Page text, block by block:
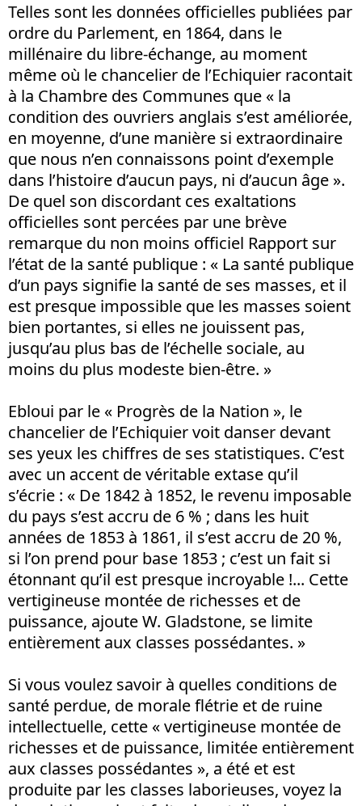
Telles sont les données officielles publiées par
ordre du Parlement, en 1864, dans le
millénaire du libre-échange, au moment
même où le chancelier de l’Echiquier racontait
à la Chambre des Communes que « la
condition des ouvriers anglais s’est améliorée,
en moyenne, d’une manière si extraordinaire
que nous n’en connaissons point d’exemple
dans l’histoire d’aucun pays, ni d’aucun âge ».
De quel son discordant ces exaltations
officielles sont percées par une brève
remarque du non moins officiel Rapport sur
l’état de la santé publique : « La santé publique
d’un pays signifie la santé de ses masses, et il
est presque impossible que les masses soient
bien portantes, si elles ne jouissent pas,
jusqu’au plus bas de l’échelle sociale, au
moins du plus modeste bien-être. »
Ebloui par le « Progrès de la Nation », le
chancelier de l’Echiquier voit danser devant
ses yeux les chiffres de ses statistiques. C’est
avec un accent de véritable extase qu’il
s’écrie : « De 1842 à 1852, le revenu imposable
du pays s’est accru de 6 % ; dans les huit
années de 1853 à 1861, il s’est accru de 20 %,
si l’on prend pour base 1853 ; c’est un fait si
étonnant qu’il est presque incroyable !... Cette
vertigineuse montée de richesses et de
puissance, ajoute W. Gladstone, se limite
entièrement aux classes possédantes. »
Si vous voulez savoir à quelles conditions de
santé perdue, de morale flétrie et de ruine
intellectuelle, cette « vertigineuse montée de
richesses et de puissance, limitée entièrement
aux classes possédantes », a été et est
produite par les classes laborieuses, voyez la